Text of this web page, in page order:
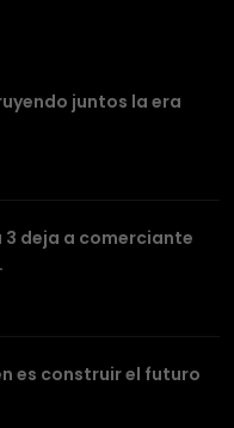
juntos la era
deja a comerciante
es construir el futuro